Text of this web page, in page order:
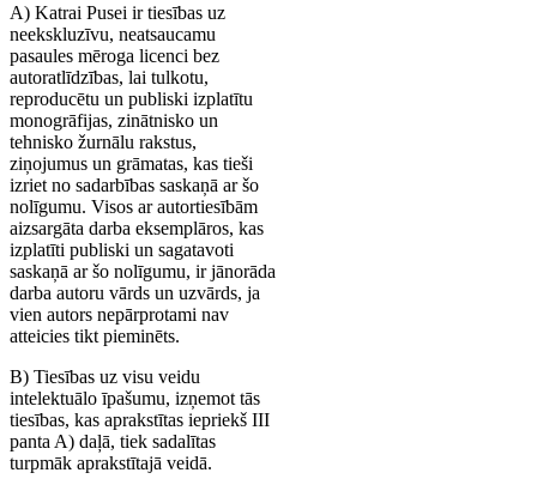
A) Katrai Pusei ir tiesības uz
neekskluzīvu, neatsaucamu
pasaules mēroga licenci bez
autoratlīdzības, lai tulkotu,
reproducētu un publiski izplatītu
monogrāfijas, zinātnisko un
tehnisko žurnālu rakstus,
ziņojumus un grāmatas, kas tieši
izriet no sadarbības saskaņā ar šo
nolīgumu. Visos ar autortiesībām
aizsargāta darba eksemplāros, kas
izplatīti publiski un sagatavoti
saskaņā ar šo nolīgumu, ir jānorāda
darba autoru vārds un uzvārds, ja
vien autors nepārprotami nav
atteicies tikt pieminēts.
B) Tiesības uz visu veidu
intelektuālo īpašumu, izņemot tās
tiesības, kas aprakstītas iepriekš III
panta A) daļā, tiek sadalītas
turpmāk aprakstītajā veidā.